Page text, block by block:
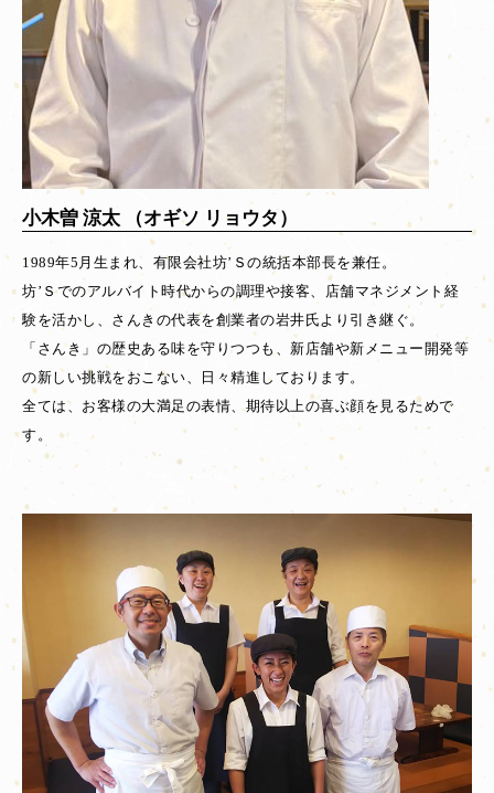
小木曽 涼太 （オギソ リョウタ）
1989年5月生まれ、有限会社坊’Ｓの統括本部長を兼任。
坊’Ｓでのアルバイト時代からの調理や接客、店舗マネジメント経
験を活かし、さんきの代表を創業者の岩井氏より引き継ぐ。
「さんき」の歴史ある味を守りつつも、新店舗や新メニュー開発等
の新しい挑戦をおこない、日々精進しております。
全ては、お客様の大満足の表情、期待以上の喜ぶ顔を見るためで
す。